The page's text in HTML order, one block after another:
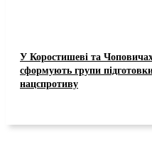
У Коростишеві та
сформують групи
нацспротиву